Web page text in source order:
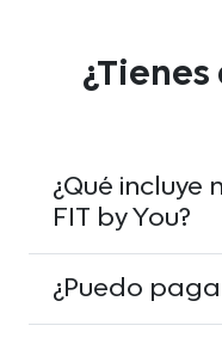
¿Qué incluye
FIT by You?
¿Puedo